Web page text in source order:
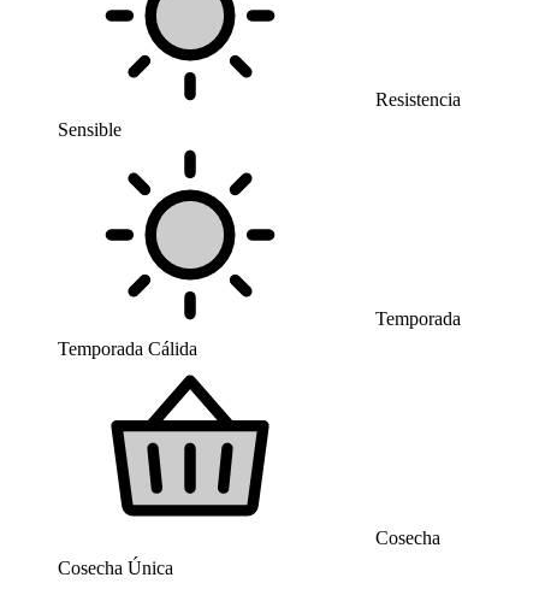
Resistencia
Sensible
Temporada
Temporada Cálida
Cosecha
Cosecha Única